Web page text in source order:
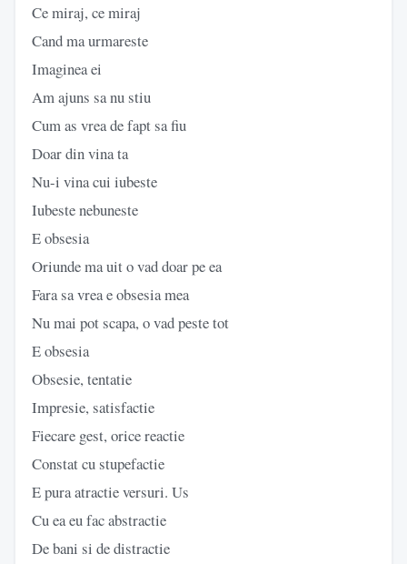
Ce miraj, ce miraj
Cand ma urmareste
Imaginea ei
Am ajuns sa nu stiu
Cum as vrea de fapt sa fiu
Doar din vina ta
Nu-i vina cui iubeste
Iubeste nebuneste
E obsesia
Oriunde ma uit o vad doar pe ea
Fara sa vrea e obsesia mea
Nu mai pot scapa, o vad peste tot
E obsesia
Obsesie, tentatie
Impresie, satisfactie
Fiecare gest, orice reactie
Constat cu stupefactie
E pura atractie versuri. Us
Cu ea eu fac abstractie
De bani si de distractie